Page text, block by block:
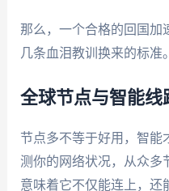
那么，一个合格的回国加
几条血泪教训换来的标准。
全球节点与智能线
节点多不等于好用，智能
测你的网络状况，从众多
意味着它不仅能连上，还